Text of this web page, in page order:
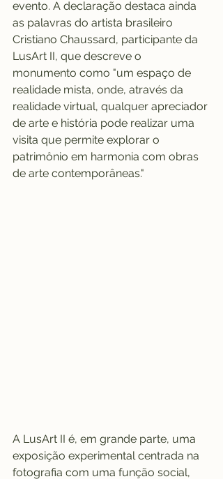
evento. A declaração destaca ainda
as palavras do artista brasileiro
Cristiano Chaussard, participante da
LusArt II, que descreve o
monumento como "um espaço de
realidade mista, onde, através da
realidade virtual, qualquer apreciador
de arte e história pode realizar uma
visita que permite explorar o
patrimônio em harmonia com obras
de arte contemporâneas."
A LusArt II é, em grande parte, uma
exposição experimental centrada na
fotografia com uma função social,